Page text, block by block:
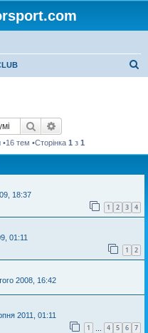
Пошук
•16 тем •Сторінка 1 з 1
18:37
1 2 3 4
01:11
1 2
2008, 16:42
2011, 01:11
1 4 5 6 7